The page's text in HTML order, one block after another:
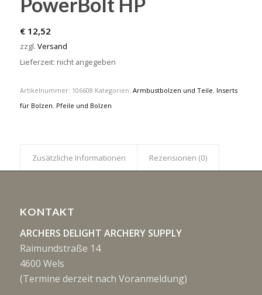
€12,52
zzgl. Versand
Lieferzeit: nicht angegeben
Artikelnummer: 106608 Kategorien: Armbustbolzen und Teile, Inserts
für Bolzen, Pfeile und Bolzen
Zusätzliche Informationen Rezensionen (0)
KONTAKT
ARCHERS DELIGHT ARCHERY SUPPLY
Raimundstraße 14
4600 Wels
(Termine derzeit nach Voranmeldung)